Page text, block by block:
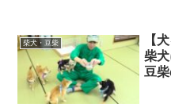
柴犬・豆柴
【
柴
豆柴